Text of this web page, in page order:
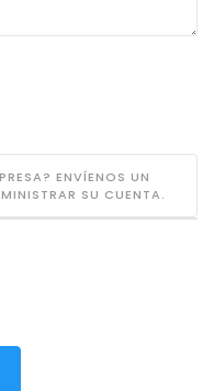
ENVÍENOS UN
SU CUENTA.